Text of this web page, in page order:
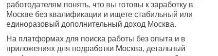
работодателям понять, что вы готовы к заработку в
Москве без квалификации и ищете стабильный или
единоразовый дополнительный доход Москва.
На платформах для поиска работы без опыта и в
приложениях для подработки Москва, детальный